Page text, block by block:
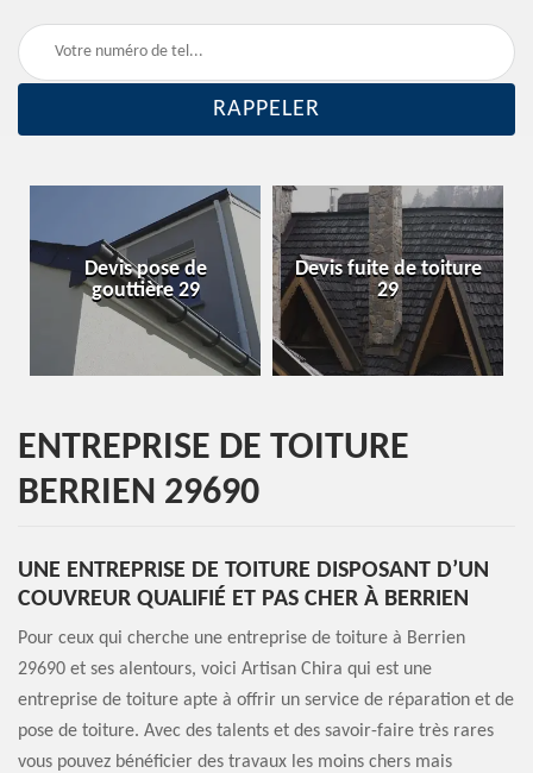
Devis pose de
gouttière 29
Devis fuite de toiture
29
ENTREPRISE DE TOITURE
BERRIEN 29690
UNE ENTREPRISE DE TOITURE DISPOSANT D’UN
COUVREUR QUALIFIÉ ET PAS CHER À BERRIEN
Pour ceux qui cherche une entreprise de toiture à Berrien
29690 et ses alentours, voici Artisan Chira qui est une
entreprise de toiture apte à offrir un service de réparation et de
pose de toiture. Avec des talents et des savoir-faire très rares
vous pouvez bénéficier des travaux les moins chers mais